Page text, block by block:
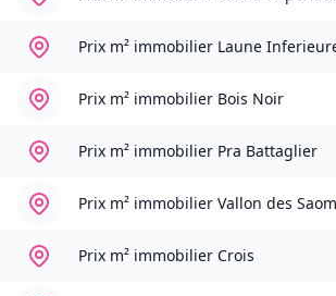
Prix m² immobilier Laune
Prix m² immobilier Bois Noir
Prix m² immobilier Pra Battaglier
Prix m² immobilier Vallon des
Prix m² immobilier Crois